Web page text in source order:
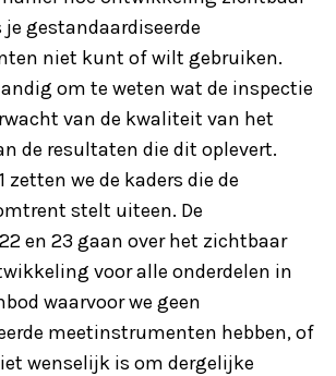
gestandaardiseerde
niet kunt of wilt gebruiken.
om te weten wat de inspectie
van de kwaliteit van het
de resultaten die dit oplevert.
zetten we de kaders die de
stelt uiteen. De
en 23 gaan over het zichtbaar
voor alle onderdelen in
waarvoor we geen
meetinstrumenten hebben, of
wenselijk is om dergelijke